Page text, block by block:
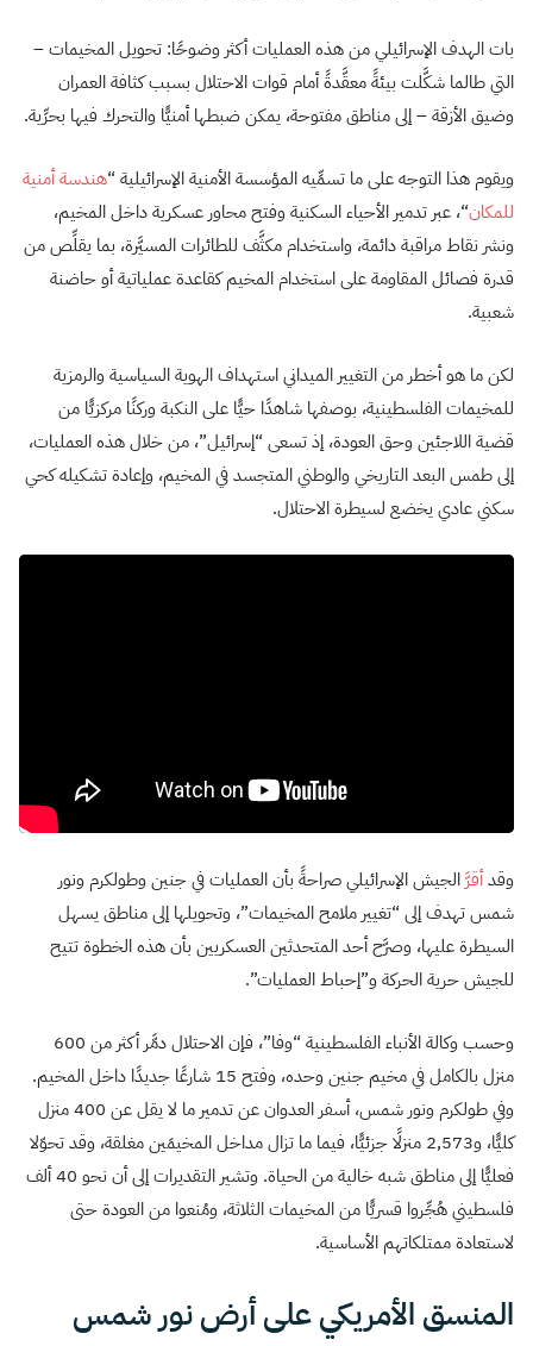
بات الهدف الإسرائيلي من هذه العمليات أكثر وضوحًا: تحويل المخيمات –
التي طالما شكَّلت بيئةً معقَّدةً أمام قوات الاحتلال بسبب كثافة العمران
وضيق الأزقة – إلى مناطق مفتوحة، يمكن ضبطها أمنيًّا والتحرك فيها بحرِّية.
ويقوم هذا التوجه على ما تسمِّيه المؤسسة الأمنية الإسرائيلية “هندسة أمنية
للمكان“، عبر تدمير الأحياء السكنية وفتح محاور عسكرية داخل المخيم،
ونشر نقاط مراقبة دائمة، واستخدام مكثَّف للطائرات المسيَّرة، بما يقلِّص من
قدرة فصائل المقاومة على استخدام المخيم كقاعدة عملياتية أو حاضنة
شعبية.
لكن ما هو أخطر من التغيير الميداني استهداف الهوية السياسية والرمزية
للمخيمات الفلسطينية، بوصفها شاهدًا حيًّا على النكبة وركنًا مركزيًّا من
قضية اللاجئين وحق العودة، إذ تسعى “إسرائيل”، من خلال هذه العمليات،
إلى طمس البعد التاريخي والوطني المتجسد في المخيم، وإعادة تشكيله كحي
سكني عادي يخضع لسيطرة الاحتلال.
وقدأقرَّالجيش الإسرائيلي صراحةً بأن العمليات في جنين وطولكرم ونور
شمس تهدف إلى “تغيير ملامح المخيمات”، وتحويلها إلى مناطق يسهل
السيطرة عليها، وصرَّح أحد المتحدثين العسكريين بأن هذه الخطوة تتيح
للجيش حرية الحركة و”إحباط العمليات”.
وحسب وكالة الأنباء الفلسطينية “وفا”، فإن الاحتلال دمَّر أكثر من 600
منزل بالكامل في مخيم جنين وحده، وفتح 15 شارعًا جديدًا داخل المخيم.
وفي طولكرم ونور شمس، أسفر العدوان عن تدمير ما لا يقل عن 400 منزل
كليًّا، و2,573 منزلًا جزئيًّا، فيما ما تزال مداخل المخيمَين مغلقة، وقد تحوّلا
فعليًّا إلى مناطق شبه خالية من الحياة. وتشير التقديرات إلى أن نحو 40 ألف
فلسطيني هُجِّروا قسريًّا من المخيمات الثلاثة، ومُنعوا من العودة حتى
لاستعادة ممتلكاتهم الأساسية.
المنسق الأمريكي على أرض نور شمس